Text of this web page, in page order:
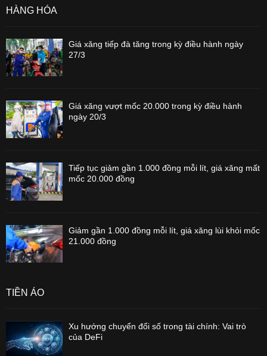
HÀNG HÓA
Giá xăng tiếp đà tăng trong kỳ điều hành ngày
27/3
Giá xăng vượt mốc 20.000 trong kỳ điều hành
ngày 20/3
Tiếp tục giảm gần 1.000 đồng mỗi lít, giá xăng mất
mốc 20.000 đồng
Giảm gần 1.000 đồng mỗi lít, giá xăng lùi khỏi mốc
21.000 đồng
TIỀN ẢO
Xu hướng chuyển đổi số trong tài chính: Vai trò
của DeFi